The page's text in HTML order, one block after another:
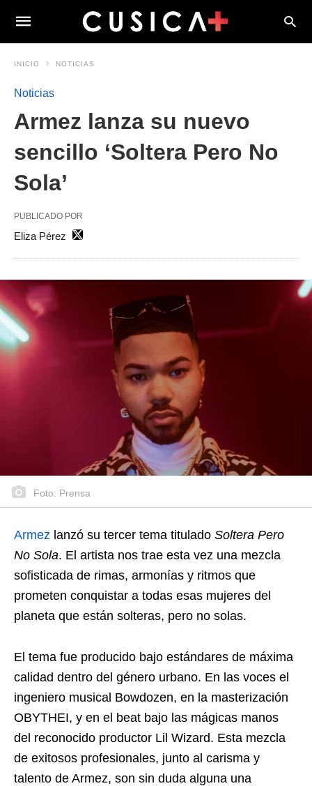
INICIO NOTICIAS
Noticias
Armez lanza su nuevo
sencillo ‘Soltera Pero No
Sola’
PUBLICADO POR
Eliza Pérez
Foto: Prensa
Armez lanzó su tercer tema titulado Soltera Pero
No Sola. El artista nos trae esta vez una mezcla
sofisticada de rimas, armonías y ritmos que
prometen conquistar a todas esas mujeres del
planeta que están solteras, pero no solas.
El tema fue producido bajo estándares de máxima
calidad dentro del género urbano. En las voces el
ingeniero musical Bowdozen, en la masterización
OBYTHEI, y en el beat bajo las mágicas manos
del reconocido productor Lil Wizard. Esta mezcla
de exitosos profesionales, junto al carisma y
talento de Armez, son sin duda alguna una